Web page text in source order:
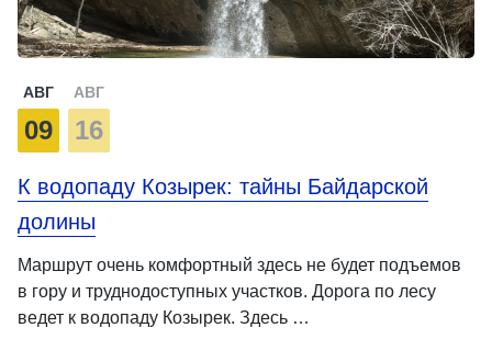
АВГ
09
АВГ
16
К водопаду Козырек: тайны Байдарской
долины
Маршрут очень комфортный здесь не будет подъемов
в гору и труднодоступных участков. Дорога по лесу
ведет к водопаду Козырек. Здесь …